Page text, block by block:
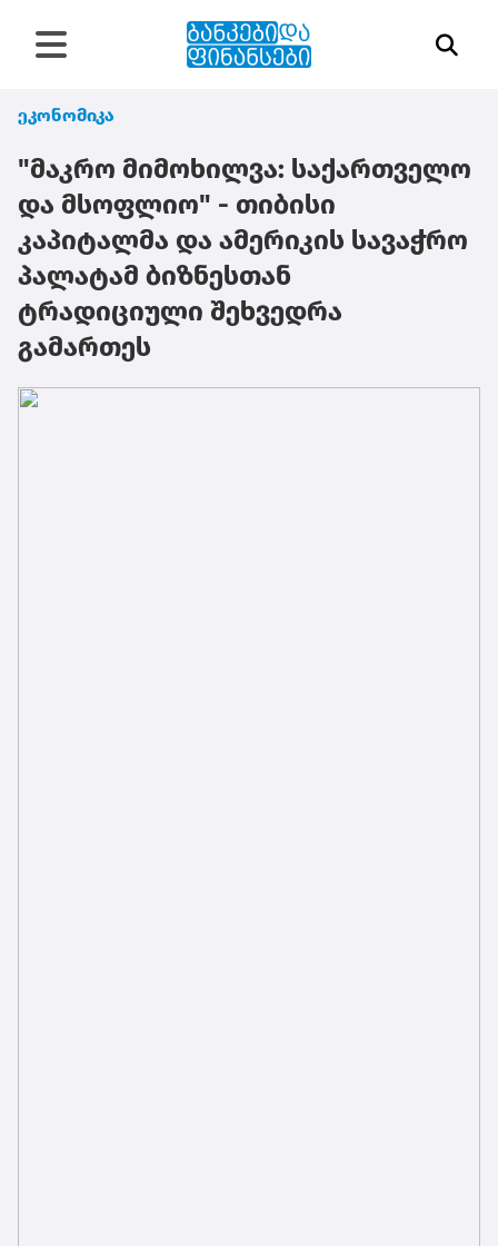
ეკონომიკა
"მაკრო მიმოხილვა: საქართველო
და მსოფლიო" - თიბისი
კაპიტალმა და ამერიკის სავაჭრო
პალატამ ბიზნესთან
ტრადიციული შეხვედრა
გამართეს